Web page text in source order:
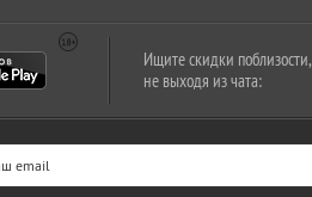
Ищите скидки поблизости,
не выходя из чата: